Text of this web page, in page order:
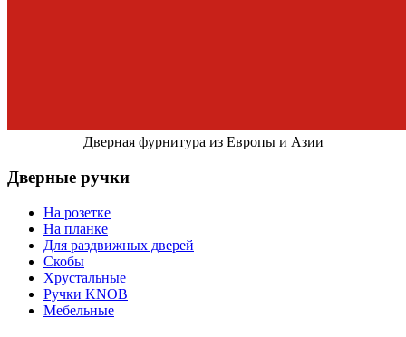
Дверная фурнитура из Европы и Азии
Дверные ручки
На розетке
На планке
Для раздвижных дверей
Скобы
Хрустальные
Ручки KNOB
Мебельные